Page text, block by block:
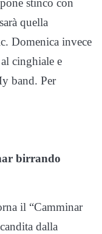
stinco con
quella
Domenica invece
cinghiale e
band. Per
birrando
il “Camminar
dalla